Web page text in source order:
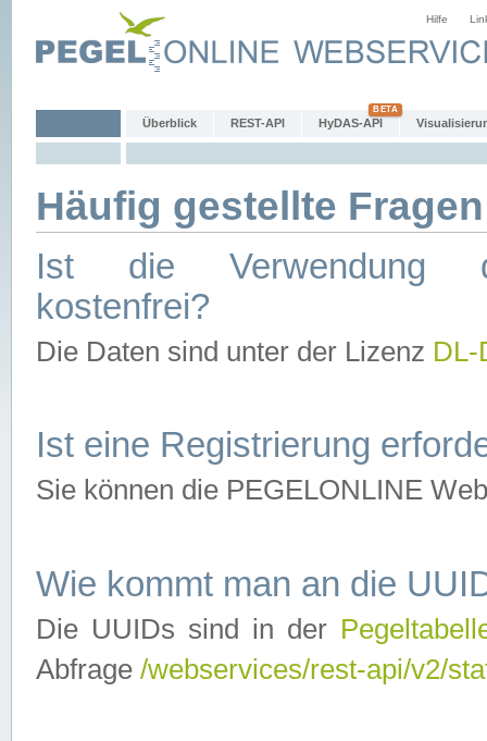
Hilfe
Überblick REST-API HyDAS-API
Häufig gestellte
Ist die Verwendung
kostenfrei?
Die Daten sind unter der Lizenz
Ist eine Registrierung
Sie können die PEGELONLINE
Wie kommt man an die
Die UUIDs sind in der
Abfrage /webservices/rest-api/v2/